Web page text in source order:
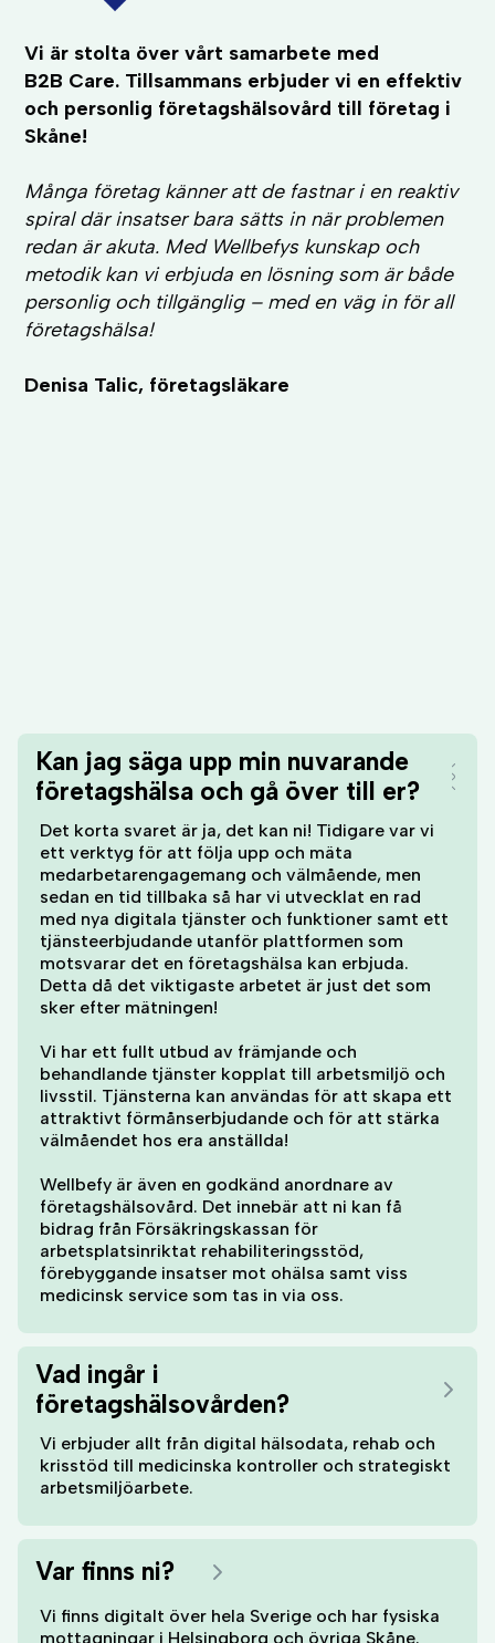
Vi är stolta över vårt samarbete med
B2B Care. Tillsammans erbjuder vi en effektiv
och personlig företagshälsovård till företag i
Skåne!
Många företag känner att de fastnar i en reaktiv
spiral där insatser bara sätts in när problemen
redan är akuta. Med Wellbefys kunskap och
metodik kan vi erbjuda en lösning som är både
personlig och tillgänglig – med en väg in för all
företagshälsa!
Denisa Talic, företagsläkare
Kan jag säga upp min nuvarande
företagshälsa och gå över till er?
Det korta svaret är ja, det kan ni! Tidigare var vi
ett verktyg för att följa upp och mäta
medarbetarengagemang och välmående, men
sedan en tid tillbaka så har vi utvecklat en rad
med nya digitala tjänster och funktioner samt ett
tjänsteerbjudande utanför plattformen som
motsvarar det en företagshälsa kan erbjuda.
Detta då det viktigaste arbetet är just det som
sker efter mätningen!
Vi har ett fullt utbud av främjande och
behandlande tjänster kopplat till arbetsmiljö och
livsstil. Tjänsterna kan användas för att skapa ett
attraktivt förmånserbjudande och för att stärka
välmåendet hos era anställda!
Wellbefy är även en godkänd anordnare av
företagshälsovård. Det innebär att ni kan få
bidrag från Försäkringskassan för
arbetsplatsinriktat rehabiliteringsstöd,
förebyggande insatser mot ohälsa samt viss
medicinsk service som tas in via oss.
Vad ingår i
företagshälsovården?
Vi erbjuder allt från digital hälsodata, rehab och
krisstöd till medicinska kontroller och strategiskt
arbetsmiljöarbete.
Var finns ni?
Vi finns digitalt över hela Sverige och har fysiska
mottagningar i Helsingborg och övriga Skåne.